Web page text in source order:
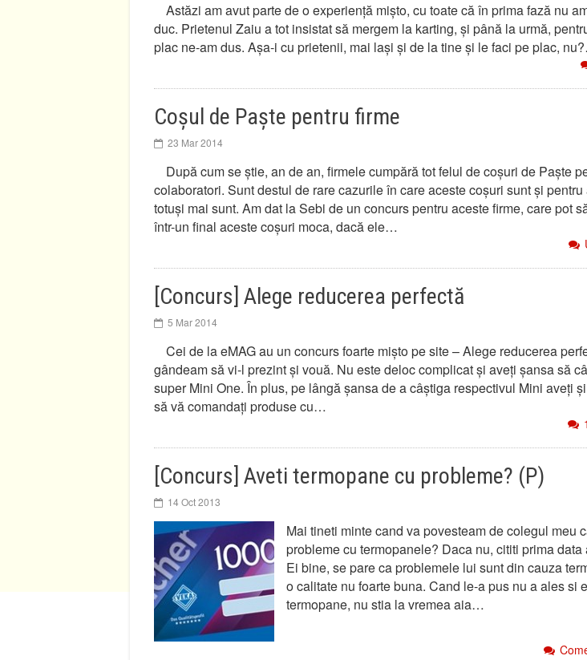
Astăzi am avut parte de o experiență mișto, cu toate că în prima fază nu
duc. Prietenul Zaiu a tot insistat să mergem la karting, și până la urmă,
plac ne-am dus. Așa-i cu prietenii, mai lași și de la tine și le faci pe plac,
Coșul de Paște pentru firme
23 Mar 2014
După cum se știe, an de an, firmele cumpără tot felul de coșuri de Paște
colaboratori. Sunt destul de rare cazurile în care aceste coșuri sunt și
totuși mai sunt. Am dat la Sebi de un concurs pentru aceste firme, care pot
într-un final aceste coșuri moca, dacă ele…
[Concurs] Alege reducerea perfectă
5 Mar 2014
Cei de la eMAG au un concurs foarte mișto pe site – Alege reducerea
gândeam să vi-l prezint și vouă. Nu este deloc complicat și aveți șansa să
super Mini One. În plus, pe lângă șansa de a câștiga respectivul Mini aveți
să vă comandați produse cu…
[Concurs] Aveti termopane cu probleme? (P)
14 Oct 2013
Mai tineti minte cand va povesteam de colegul meu
probleme cu termopanele? Daca nu, cititi prima data
Ei bine, se pare ca problemele lui sunt din cauza
o calitate nu foarte buna. Cand le-a pus nu a ales si
termopane, nu stia la vremea aia…